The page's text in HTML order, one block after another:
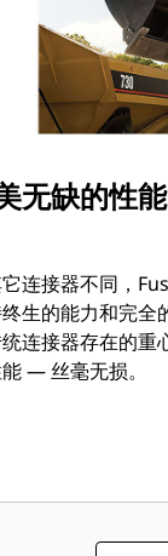
无缺的性能
连接器不同，
生的能力和完全
连接器存在的重
— 丝毫无损。